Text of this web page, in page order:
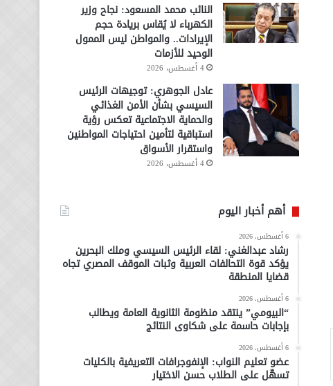
النائب محمد المسعود: نجاح وزير
الكهرباء لا يُقاس بريادة حجم
الإيرادات.. والمواطن ليس الممول
الوحيد للأزمات
4 أغسطس، 2026
عادل الجوهري: توجيهات الرئيس
السيسي بشأن الأمن الغذائي
والحماية الاجتماعية تعكس رؤية
استباقية لتأمين احتياجات المواطنين
واستقرار الأسواق
4 أغسطس، 2026
أهم أخبار اليوم
6 أغسطس، 2026
رشاد عبدالغني: لقاء الرئيس السيسي وملك البحرين
يؤكد قوة التحالفات العربية وثبات الموقف المصري تجاه
قضايا المنطقة
6 أغسطس، 2026
“البيومي” ينتقد منظومة الثانوية العامة ويطالب
بإجابات حاسمة على شكاوى النتائج
6 أغسطس، 2026
عضو تعليم النواب: الإنفوجرافات التعريفية بالكليات
تسهّل على الطلاب حسن الاختيار